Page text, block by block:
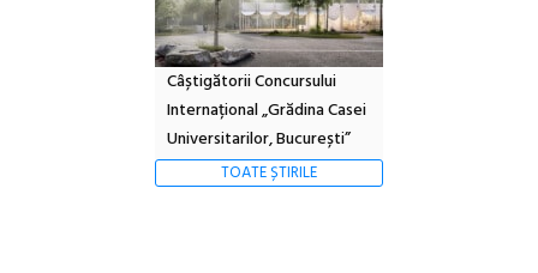
Câștigătorii Concursului
Internațional „Grădina Casei
Universitarilor, București”
TOATE ȘTIRILE